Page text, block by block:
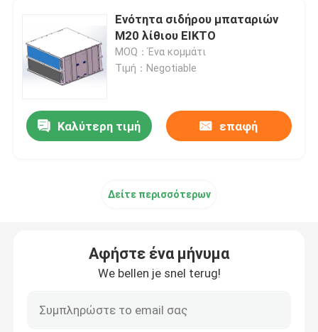
Ενότητα σιδήρου μπαταριών
M20 λίθιου EIKTO
MOQ：Ένα κομμάτι
Τιμή：Negotiable
Καλύτερη τιμή επαφή
Δείτε περισσότερων
Αφήστε ένα μήνυμα
We bellen je snel terug!